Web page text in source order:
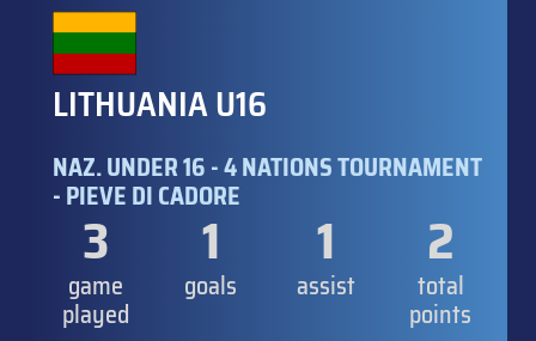
LITHUANIA U16
NAZ. UNDER 16 - 4 NATIONS TOURNAMENT
- PIEVE DI CADORE
3
game
played
1
goals
1
assist
2
total
points